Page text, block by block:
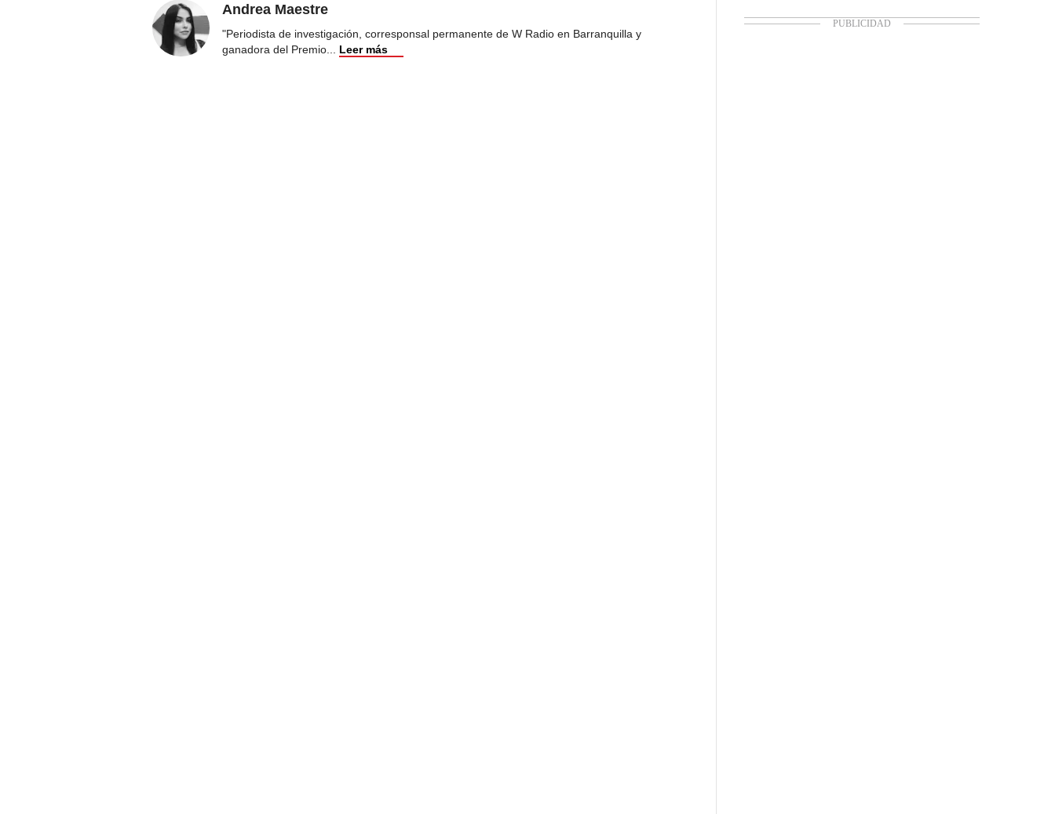
Andrea Maestre
"Periodista de investigación, corresponsal permanente de W Radio en Barranquilla y
ganadora del Premio... Leer más